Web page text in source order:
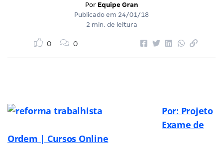
Por Equipe Gran
Publicado em 24/01/18
2 min. de leitura
0 0
Por: Projeto
Exame de
Ordem | Cursos Online